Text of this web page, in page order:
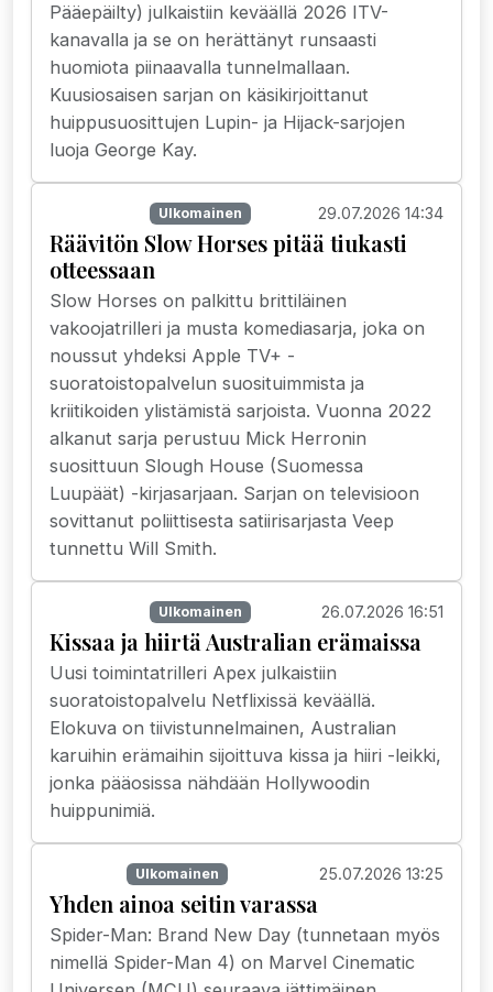
Pääepäilty) julkaistiin keväällä 2026 ITV-
kanavalla ja se on herättänyt runsaasti
huomiota piinaavalla tunnelmallaan.
Kuusiosaisen sarjan on käsikirjoittanut
huippusuosittujen Lupin- ja Hijack-sarjojen
luoja George Kay.
Ulkomainen 29.07.2026 14:34
Räävitön Slow Horses pitää tiukasti
otteessaan
Slow Horses on palkittu brittiläinen
vakoojatrilleri ja musta komediasarja, joka on
noussut yhdeksi Apple TV+ -
suoratoistopalvelun suosituimmista ja
kriitikoiden ylistämistä sarjoista. Vuonna 2022
alkanut sarja perustuu Mick Herronin
suosittuun Slough House (Suomessa
Luupäät) -kirjasarjaan. Sarjan on televisioon
sovittanut poliittisesta satiirisarjasta Veep
tunnettu Will Smith.
Ulkomainen 26.07.2026 16:51
Kissaa ja hiirtä Australian erämaissa
Uusi toimintatrilleri Apex julkaistiin
suoratoistopalvelu Netflixissä keväällä.
Elokuva on tiivistunnelmainen, Australian
karuihin erämaihin sijoittuva kissa ja hiiri -leikki,
jonka pääosissa nähdään Hollywoodin
huippunimiä.
Ulkomainen 25.07.2026 13:25
Yhden ainoa seitin varassa
Spider-Man: Brand New Day (tunnetaan myös
nimellä Spider-Man 4) on Marvel Cinematic